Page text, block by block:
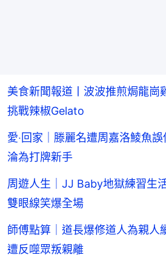
美食新聞報道丨波波推煎焗龍
挑戰辣椒Gelato
愛‧回家｜滕麗名遭周嘉洛鯪魚
淪為打牌新手
周遊人生｜JJ Baby地獄練習生
雙眼線笑爆全場
師傅點算｜道長爆修道人為親
遭反噬眾叛親離